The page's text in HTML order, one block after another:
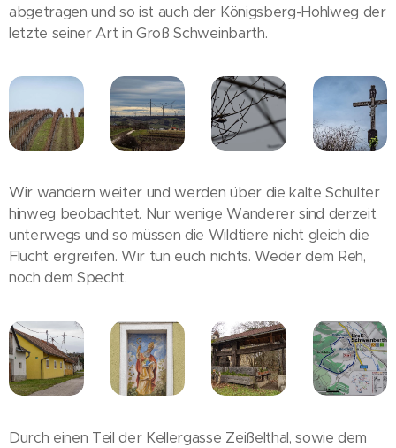
abgetragen und so ist auch der Königsberg-Hohlweg der
letzte seiner Art in Groß Schweinbarth.
Wir wandern weiter und werden über die kalte Schulter
hinweg beobachtet. Nur wenige Wanderer sind derzeit
unterwegs und so müssen die Wildtiere nicht gleich die
Flucht ergreifen. Wir tun euch nichts. Weder dem Reh,
noch dem Specht.
Durch einen Teil der Kellergasse Zeißelthal, sowie dem